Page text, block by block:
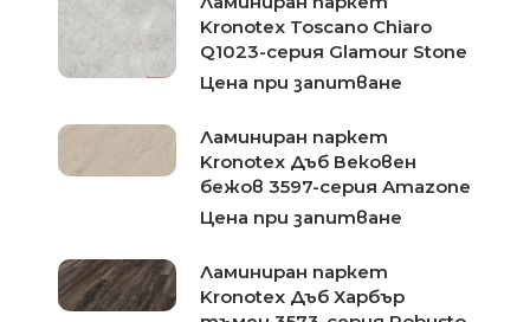
Kronotex Toscano Chiaro
Q1023-серия Glamour Stone
Цена при запитване
Ламиниран паркет
Kronotex Дъб Вековен
бежов 3597-серия Amazone
Цена при запитване
Ламиниран паркет
Kronotex Дъб Харбър